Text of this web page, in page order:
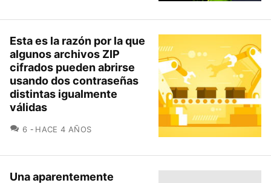
Esta es la razón por la que
algunos archivos ZIP
cifrados pueden abrirse
usando dos contraseñas
distintas igualmente
válidas
6 COMENTARIOS
HACE 4 AÑOS
Una aparentemente